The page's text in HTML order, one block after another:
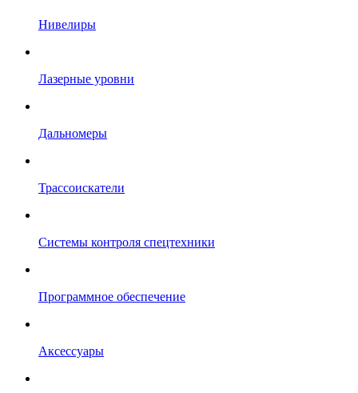
Нивелиры
Лазерные уровни
Дальномеры
Трассоискатели
Системы контроля спецтехники
Программное обеспечение
Аксессуары